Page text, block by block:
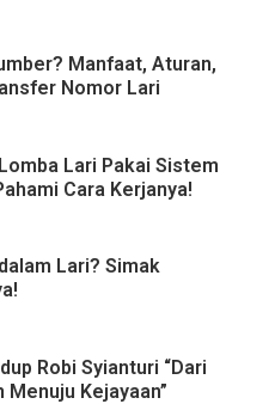
Manfaat, Aturan,
Nomor Lari
Lari Pakai Sistem
Cara Kerjanya!
Lari? Simak
Robi Syianturi “Dari
Kejayaan”